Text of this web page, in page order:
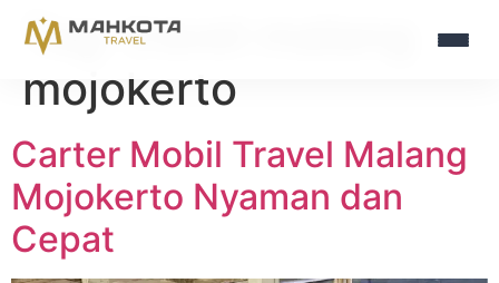
Tag:travel malang
mojokerto
Carter Mobil Travel Malang
Mojokerto Nyaman dan
Cepat